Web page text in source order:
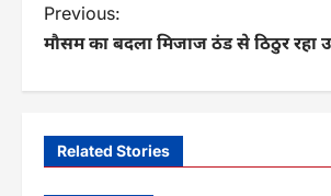
P
o
s
t
n
Previous:
मौसम का बदला मिजाज ठंड से ठिठुर रहा
Related Stories